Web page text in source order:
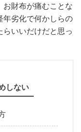
財布が痛むことな
年劣化で何かしらの
いいだけだと思っ
しない